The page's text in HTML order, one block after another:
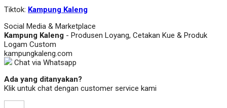
Tiktok: Kampung Kaleng
Social Media & Marketplace
Kampung Kaleng - Produsen Loyang, Cetakan Kue & Produk
Logam Custom
kampungkaleng.com
Chat via Whatsapp
Ada yang ditanyakan?
Klik untuk chat dengan customer service kami